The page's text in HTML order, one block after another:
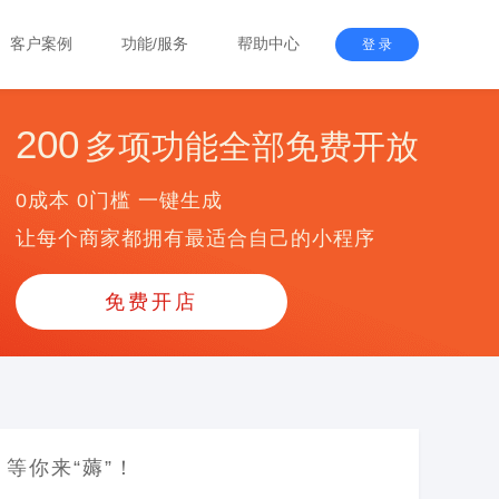
客户案例 功能/服务 帮助中心 登 录
200 多项功能全部免费开放
0成本 0门槛 一键生成
让每个商家都拥有最适合自己的小程序
免费开店
你来“薅”！